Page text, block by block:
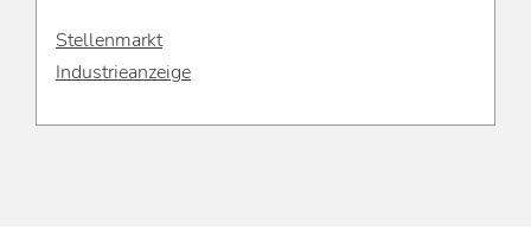
Stellenmarkt
Industrieanzeige